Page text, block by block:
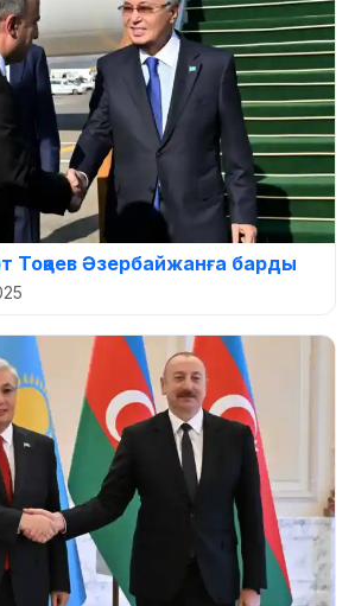
Әзербайжанға барды